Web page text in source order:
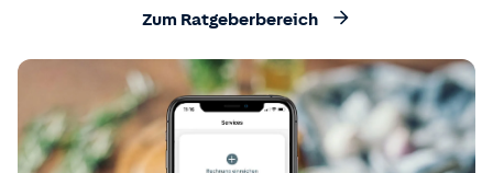
Zum Ratgeberbereich